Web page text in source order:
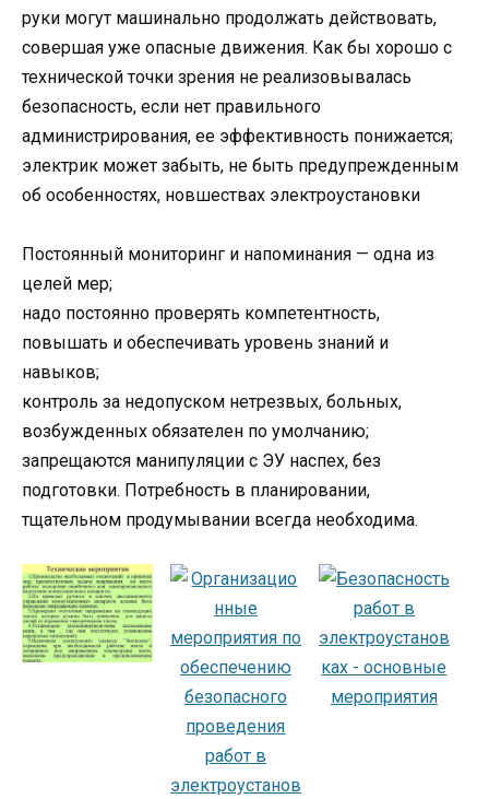
руки могут машинально продолжать действовать,
совершая уже опасные движения. Как бы хорошо с
технической точки зрения не реализовывалась
безопасность, если нет правильного
администрирования, ее эффективность понижается;
электрик может забыть, не быть предупрежденным
об особенностях, новшествах электроустановки
Постоянный мониторинг и напоминания — одна из
целей мер;
надо постоянно проверять компетентность,
повышать и обеспечивать уровень знаний и
навыков;
контроль за недопуском нетрезвых, больных,
возбужденных обязателен по умолчанию;
запрещаются манипуляции с ЭУ наспех, без
подготовки. Потребность в планировании,
тщательном продумывании всегда необходима.